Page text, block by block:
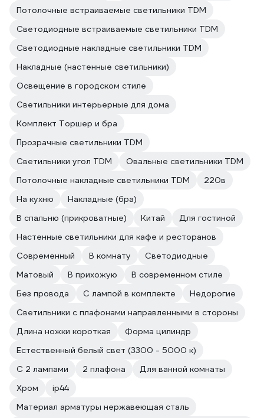
Потолочные встраиваемые светильники TDM
Светодиодные встраиваемые светильники TDM
Светодиодные накладные светильники TDM
Накладные (настенные светильники)
Освещение в городском стиле
Светильники интерьерные для дома
Комплект Торшер и бра
Прозрачные светильники TDM
Светильники угол TDM
Овальные светильники TDM
Потолочные накладные светильники TDM
220в
На кухню
Накладные (бра)
В спальню (прикроватные)
Китай
Для гостиной
Настенные светильники для кафе и ресторанов
Современный
В комнату
Светодиодные
Матовый
В прихожую
В современном стиле
Без провода
С лампой в комплекте
Недорогие
Светильники с плафонами направленными в стороны
Длина ножки короткая
Форма цилиндр
Естественный белый свет (3300 - 5000 к)
С 2 лампами
2 плафона
Для ванной комнаты
Хром
ip44
Материал арматуры нержавеющая сталь